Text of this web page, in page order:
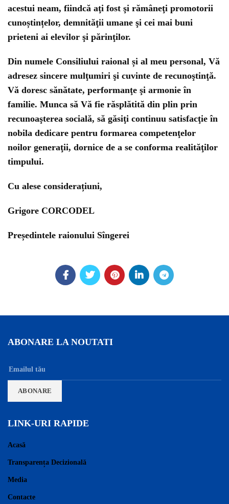
acestui neam, fiindcă aţi fost şi rămâneţi promotorii
cunoștințelor, demnităţii umane şi cei mai buni
prieteni ai elevilor şi părinţilor.
Din numele Consiliului raional și al meu personal, Vă
adresez sincere mulţumiri şi cuvinte de recunoştinţă.
Vă doresc sănătate, performanţe şi armonie în
familie. Munca să Vă fie răsplătită din plin prin
recunoaşterea socială, să găsiţi continuu satisfacţie în
nobila dedicare pentru formarea competenţelor
noilor generaţii, dornice de a se conforma realităţilor
timpului.
Cu alese considerațiuni,
Grigore CORCODEL
Președintele raionului Sîngerei
ABONARE LA NOUTATI
LINK-URI RAPIDE
Acasă
Transparența Decizională
Media
Contacte